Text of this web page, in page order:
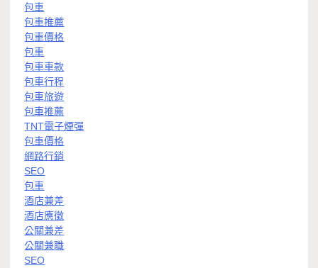
包車
包車推薦
包車價格
包車
包車車款
包車行程
包車旅遊
包車推薦
TNT電子煙彈
包車價格
網路行銷
SEO
包車
酒店兼差
酒店應徵
公關兼差
公關兼職
SEO